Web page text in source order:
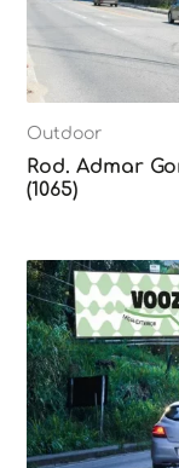
Outdoor
Rod. Admar
(1065)